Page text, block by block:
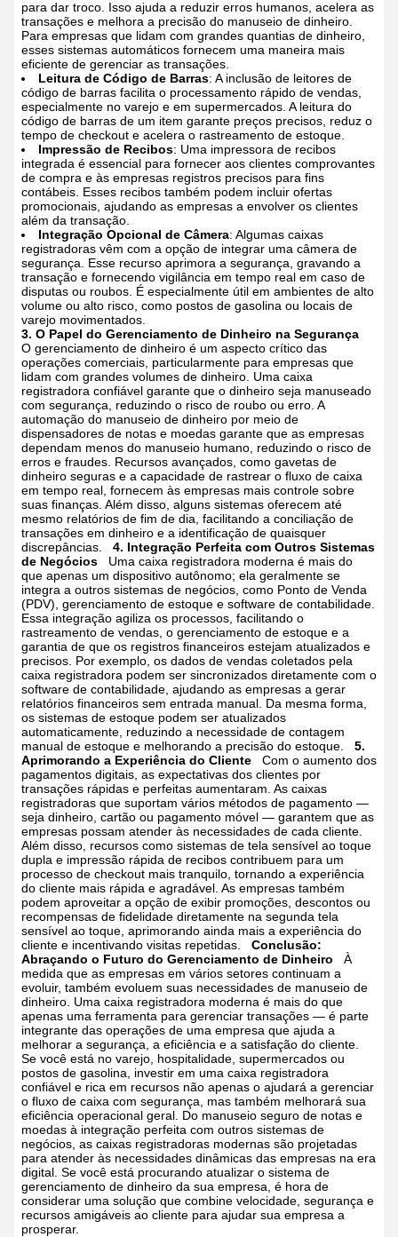
para dar troco. Isso ajuda a reduzir erros humanos, acelera as
transações e melhora a precisão do manuseio de dinheiro.
Para empresas que lidam com grandes quantias de dinheiro,
esses sistemas automáticos fornecem uma maneira mais
eficiente de gerenciar as transações.
Leitura de Código de Barras: A inclusão de leitores de
código de barras facilita o processamento rápido de vendas,
especialmente no varejo e em supermercados. A leitura do
código de barras de um item garante preços precisos, reduz o
tempo de checkout e acelera o rastreamento de estoque.
Impressão de Recibos: Uma impressora de recibos
integrada é essencial para fornecer aos clientes comprovantes
de compra e às empresas registros precisos para fins
contábeis. Esses recibos também podem incluir ofertas
promocionais, ajudando as empresas a envolver os clientes
além da transação.
Integração Opcional de Câmera: Algumas caixas
registradoras vêm com a opção de integrar uma câmera de
segurança. Esse recurso aprimora a segurança, gravando a
transação e fornecendo vigilância em tempo real em caso de
disputas ou roubos. É especialmente útil em ambientes de alto
volume ou alto risco, como postos de gasolina ou locais de
varejo movimentados.
3. O Papel do Gerenciamento de Dinheiro na Segurança
O gerenciamento de dinheiro é um aspecto crítico das
operações comerciais, particularmente para empresas que
lidam com grandes volumes de dinheiro. Uma caixa
registradora confiável garante que o dinheiro seja manuseado
com segurança, reduzindo o risco de roubo ou erro. A
automação do manuseio de dinheiro por meio de
dispensadores de notas e moedas garante que as empresas
dependam menos do manuseio humano, reduzindo o risco de
erros e fraudes. Recursos avançados, como gavetas de
dinheiro seguras e a capacidade de rastrear o fluxo de caixa
em tempo real, fornecem às empresas mais controle sobre
suas finanças. Além disso, alguns sistemas oferecem até
mesmo relatórios de fim de dia, facilitando a conciliação de
transações em dinheiro e a identificação de quaisquer
discrepâncias.
4. Integração Perfeita com Outros Sistemas
de Negócios
Uma caixa registradora moderna é mais do
que apenas um dispositivo autônomo; ela geralmente se
integra a outros sistemas de negócios, como Ponto de Venda
(PDV), gerenciamento de estoque e software de contabilidade.
Essa integração agiliza os processos, facilitando o
rastreamento de vendas, o gerenciamento de estoque e a
garantia de que os registros financeiros estejam atualizados e
precisos. Por exemplo, os dados de vendas coletados pela
caixa registradora podem ser sincronizados diretamente com o
software de contabilidade, ajudando as empresas a gerar
relatórios financeiros sem entrada manual. Da mesma forma,
os sistemas de estoque podem ser atualizados
automaticamente, reduzindo a necessidade de contagem
manual de estoque e melhorando a precisão do estoque.
5.
Aprimorando a Experiência do Cliente
Com o aumento dos
pagamentos digitais, as expectativas dos clientes por
transações rápidas e perfeitas aumentaram. As caixas
registradoras que suportam vários métodos de pagamento —
seja dinheiro, cartão ou pagamento móvel — garantem que as
empresas possam atender às necessidades de cada cliente.
Além disso, recursos como sistemas de tela sensível ao toque
dupla e impressão rápida de recibos contribuem para um
processo de checkout mais tranquilo, tornando a experiência
do cliente mais rápida e agradável. As empresas também
podem aproveitar a opção de exibir promoções, descontos ou
recompensas de fidelidade diretamente na segunda tela
sensível ao toque, aprimorando ainda mais a experiência do
cliente e incentivando visitas repetidas.
Conclusão:
Abraçando o Futuro do Gerenciamento de Dinheiro
À
medida que as empresas em vários setores continuam a
evoluir, também evoluem suas necessidades de manuseio de
dinheiro. Uma caixa registradora moderna é mais do que
apenas uma ferramenta para gerenciar transações — é parte
integrante das operações de uma empresa que ajuda a
melhorar a segurança, a eficiência e a satisfação do cliente.
Se você está no varejo, hospitalidade, supermercados ou
postos de gasolina, investir em uma caixa registradora
confiável e rica em recursos não apenas o ajudará a gerenciar
o fluxo de caixa com segurança, mas também melhorará sua
eficiência operacional geral. Do manuseio seguro de notas e
moedas à integração perfeita com outros sistemas de
negócios, as caixas registradoras modernas são projetadas
para atender às necessidades dinâmicas das empresas na era
digital. Se você está procurando atualizar o sistema de
gerenciamento de dinheiro da sua empresa, é hora de
considerar uma solução que combine velocidade, segurança e
recursos amigáveis ​​ao cliente para ajudar sua empresa a
prosperar.